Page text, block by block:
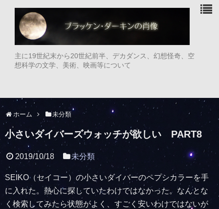
主に19世紀末から20世紀前半、デカダンス、幻想怪奇、空
想科学の文学、美術、映画等について
ホーム 未分類
小さいダイバーズウォッチが欲しい PART8
2019/10/18 未分類
SEIKO（セイコー）の小さいダイバーのペプシカラーを手
に入れた。熱心に探していたわけではなかった。なんとな
く検索してみたら状態がよく、すごく安いわけではないが